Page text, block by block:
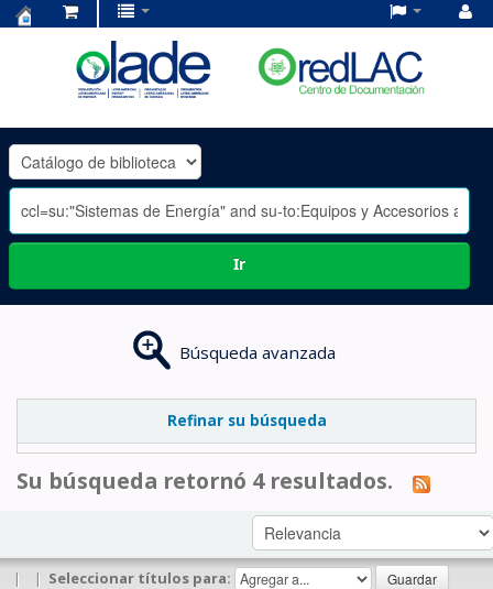
OLADE
-
Ir
Búsqueda avanzada
Refinar su búsqueda
Su búsqueda retornó 4 resultados.
| | Seleccionar títulos para: